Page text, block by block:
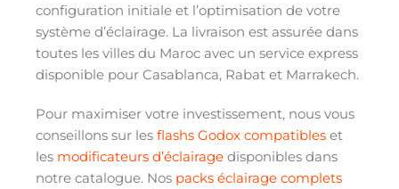
configuration initiale et l’optimisation de votre
système d’éclairage. La livraison est assurée dans
toutes les villes du Maroc avec un service express
disponible pour Casablanca, Rabat et Marrakech.
Pour maximiser votre investissement, nous vous
conseillons sur les flashs Godox compatibles et
les modificateurs d’éclairage disponibles dans
notre catalogue. Nos packs éclairage complets